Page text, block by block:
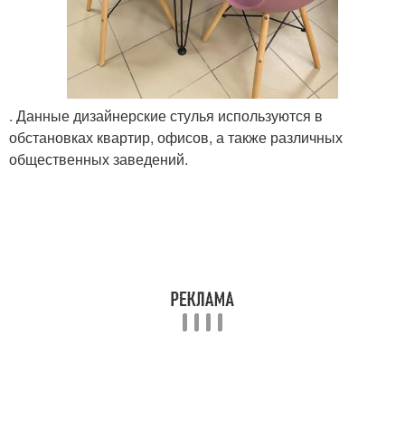
. Данные дизайнерские стулья используются в
обстановках квартир, офисов, а также различных
общественных заведений.